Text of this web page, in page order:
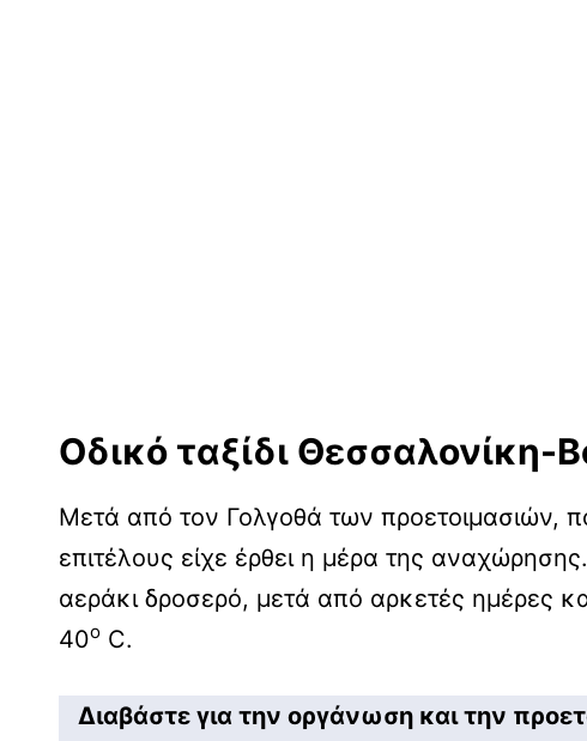
Οδικό ταξίδι Θεσσαλονίκη-
Μετά από τον Γολγοθά των προετοιμασιών,
επιτέλους είχε έρθει η μέρα της
αεράκι δροσερό, μετά από αρκετές ημέρες
40ο C.
Διαβάστε για την οργάνωση και την